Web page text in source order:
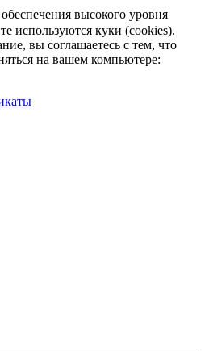
высокого уровня
используются куки (cookies).
вы соглашаетесь с тем, что
на вашем компьютере: